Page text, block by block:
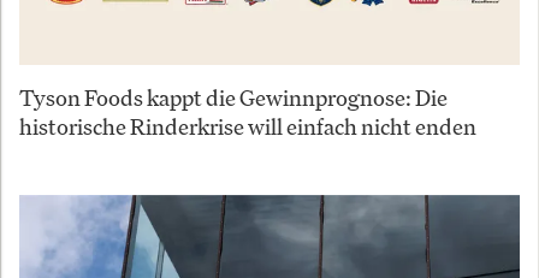
Tyson Foods kappt die Gewinnprognose: Die
historische Rinderkrise will einfach nicht enden